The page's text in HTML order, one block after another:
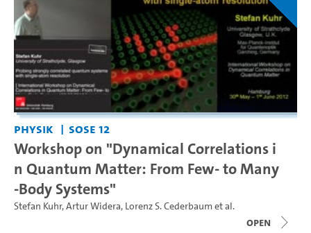
Physik SoSe 12
Workshop on "Dynamical Correlations i
n Quantum Matter: From Few- to Many
-Body Systems"
Stefan Kuhr,Artur Widera, Lorenz S. Cederbaum et al.
open